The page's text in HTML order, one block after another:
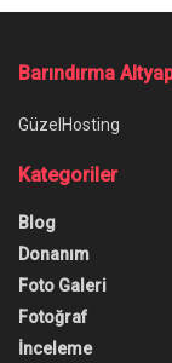
Rust FPS
Rust FPS
için
yüksek